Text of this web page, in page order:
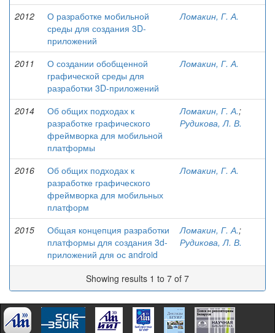
2012
О разработке мобильной
среды для создания 3D-
приложений
Ломакин, Г. А.
2011
О создании обобщенной
графической среды для
разработки 3D-приложений
Ломакин, Г. А.
2014
Об общих подходах к
разработке графического
фреймворка для мобильной
платформы
Ломакин, Г. А.;
Рудикова, Л. В.
2016
Об общих подходах к
разработке графического
фреймворка для мобильных
платформ
Ломакин, Г. А.
2015
Общая концепция разработки
платформы для создания 3d-
приложений для ос android
Ломакин, Г. А.;
Рудикова, Л. В.
Showing results 1 to 7 of 7